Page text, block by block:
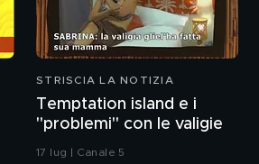
STRISCIA LA NOTIZIA
Temptation island e i
"problemi" con le valigie
17 lug | Canale 5